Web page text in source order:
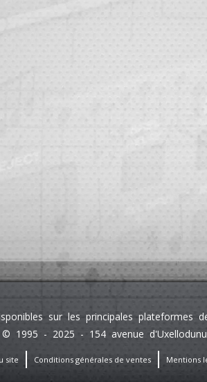
sur les principales plateformes
© 1995 - 2025 - 154 avenue
site Conditions générales de ventes Mentions